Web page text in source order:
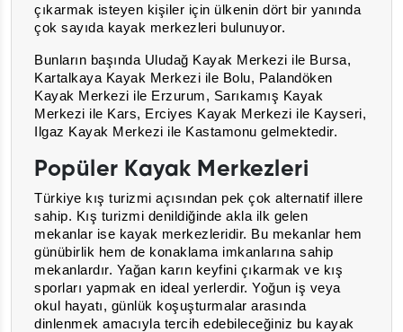
çıkarmak isteyen kişiler için ülkenin dört bir yanında
çok sayıda kayak merkezleri bulunuyor.
Bunların başında Uludağ Kayak Merkezi ile Bursa,
Kartalkaya Kayak Merkezi ile Bolu, Palandöken
Kayak Merkezi ile Erzurum, Sarıkamış Kayak
Merkezi ile Kars, Erciyes Kayak Merkezi ile Kayseri,
Ilgaz Kayak Merkezi ile Kastamonu gelmektedir.
Popüler Kayak Merkezleri
Türkiye kış turizmi açısından pek çok alternatif illere
sahip. Kış turizmi denildiğinde akla ilk gelen
mekanlar ise kayak merkezleridir. Bu mekanlar hem
günübirlik hem de konaklama imkanlarına sahip
mekanlardır. Yağan karın keyfini çıkarmak ve kış
sporları yapmak en ideal yerlerdir. Yoğun iş veya
okul hayatı, günlük koşuşturmalar arasında
dinlenmek amacıyla tercih edebileceğiniz bu kayak